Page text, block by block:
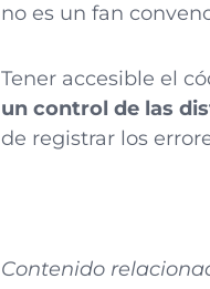
no es un fan
Tener accesible el
un control de las
de registrar los
Contenido